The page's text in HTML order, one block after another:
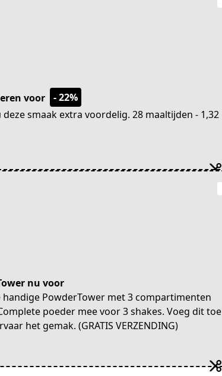
voor
- 22%
deze smaak extra voordelig. 28 maaltijden - 1,32
nu voor
handige PowderTower met 3 compartimenten
poeder mee voor 3 shakes. Voeg dit toe
het gemak. (GRATIS VERZENDING)